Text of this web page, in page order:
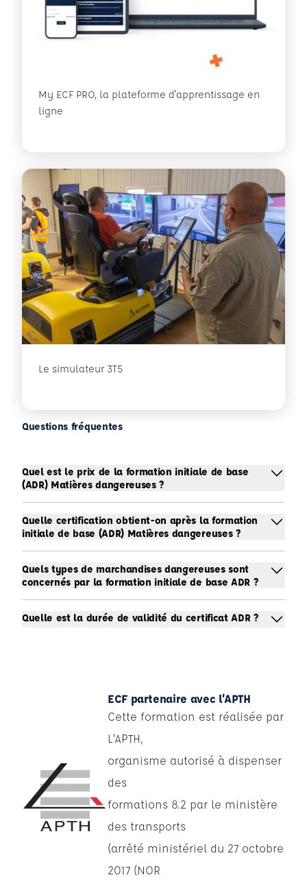
My ECF PRO, la plateforme d'apprentissage en
ligne
Le simulateur 3T5
Questions fréquentes
Quel est le prix de la formation initiale de base
(ADR) Matières dangereuses ?
Quelle certification obtient-on après la formation
initiale de base (ADR) Matières dangereuses ?
Quels types de marchandises dangereuses sont
concernés par la formation initiale de base ADR ?
Quelle est la durée de validité du certificat ADR ?
ECF partenaire avec l’APTH
Cette formation est réalisée par
L’APTH,
organisme autorisé à dispenser
des
formations 8.2 par le ministère
des transports
(arrêté ministériel du 27 octobre
2017 (NOR